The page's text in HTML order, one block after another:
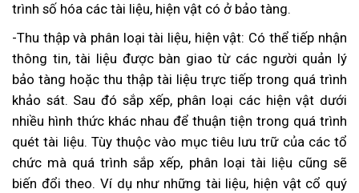
trình số hóa các tài liệu, hiện vật có ở bảo tàng.
-Thu thập và phân loại tài liệu, hiện vật: Có thể tiếp nhận
thông tin, tài liệu được bàn giao từ các người quản lý
bảo tàng hoặc thu thập tài liệu trực tiếp trong quá trình
khảo sát. Sau đó sắp xếp, phân loại các hiện vật dưới
nhiều hình thức khác nhau để thuận tiện trong quá trình
quét tài liệu. Tùy thuộc vào mục tiêu lưu trữ của các tổ
chức mà quá trình sắp xếp, phân loại tài liệu cũng sẽ
biến đổi theo. Ví dụ như những tài liệu, hiện vật cổ quý